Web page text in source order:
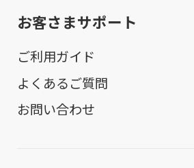
お客さまサポート
ご利用ガイド
よくあるご質問
お問い合わせ